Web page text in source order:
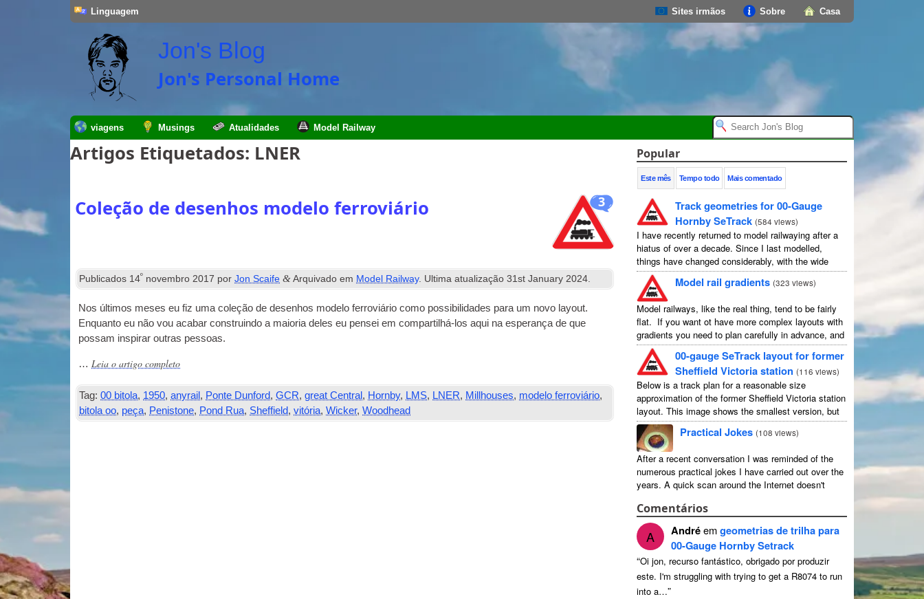
Casa
Sobre
Sites irmãos
Linguagem
Jon's Blog
Jon's Personal Home
viagens Musings Atualidades Model Railway
Artigos Etiquetados: LNER
3
Coleção de desenhos modelo ferroviário
Publicados 14º novembro 2017 porJon Scaife &Arquivado em Model Railway. Ultima atualização31st January 2024.
Nos últimos meses eu fiz uma coleção de desenhos modelo ferroviário como possibilidades para um novo layout.
Enquanto eu não vou acabar construindo a maioria deles eu pensei em compartilhá-los aqui na esperança de que
possam inspirar outras pessoas.
… Leia o artigo completo
Tag: 00 bitola, 1950,anyrail, Ponte Dunford,GCR,great Central, Hornby, LMS, LNER, Millhouses, modelo ferroviário,
bitola oo, peça, Penistone, Pond Rua, Sheffield,vitória,Wicker,Woodhead
Popular
Este mês Tempo todo Mais comentado
Track geometries for 00-Gauge
Hornby SeTrack (584 views)
I have recently returned to model railwaying after a
hiatus of over a decade. Since I last modelled,
things have changed considerably, with the wide
availability of modelling software which allows
layouts to be carefully ...
Model rail gradients (323 views)
Model railways, like the real thing, tend to be fairly
flat. If you want ot have more complex layouts with
gradients you need to plan carefully in advance, and
avoid the temptation to create an ...
00-gauge SeTrack layout for former
Sheffield Victoria station (116 views)
Below is a track plan for a reasonable size
approximation of the former Sheffield Victoria station
layout. This image shows the smallest version, but
there is a medium and a large, and I have no ...
Practical Jokes (108 views)
After a recent conversation I was reminded of the
numerous practical jokes I have carried out over the
years. A quick scan around the Internet doesn't
harmless ...
Comentários
A Andréemgeometrias de trilha para
00-Gauge Hornby Setrack
“Oi jon, recurso fantástico, obrigado por produzir
este. I'm struggling with trying to get a R8074 to run
into a…”